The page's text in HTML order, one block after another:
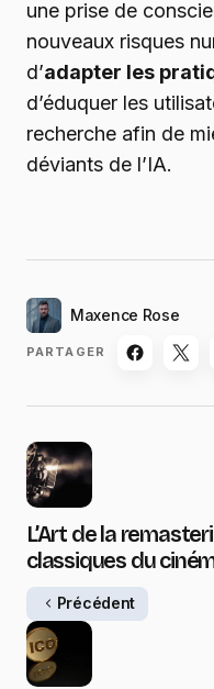
une prise de
nouveaux risques
d’adapter les
d’éduquer les
recherche afin de
déviants de l’IA.
Maxence Rose
PARTAGER
L’Art de la
classiques du
Précédent